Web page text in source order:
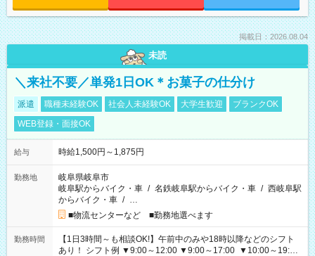
掲載日：2026.08.04
未読
＼来社不要／単発1日OK＊お菓子の仕分け
派遣 職種未経験OK 社会人未経験OK 大学生歓迎
ブランクOK
WEB登録・面接OK
給与 時給1,500円～1,875円
勤務地
岐阜県岐阜市
岐阜駅からバイク・車 / 名鉄岐阜駅からバイク・車 / 西岐阜駅
からバイク・車 / …
■物流センターなど ■勤務地選べます
勤務時間
【1日3時間～も相談OK!】午前中のみや18時以降などのシフト
あり！ シフト例 ▼9:00～12:00 ▼9:00～17:00 ▼10:00～19:00